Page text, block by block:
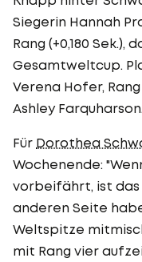
Siegerin Hannah
Rang (+0,180
Gesamtweltcup.
Verena Hofer,
Ashley Farquharson.
Für Dorothea
Wochenende:
vorbeifährt, ist das
anderen Seite
Weltspitze
mit Rang vier